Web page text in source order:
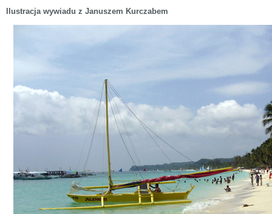
Ilustracja wywiadu z Januszem Kurczabem